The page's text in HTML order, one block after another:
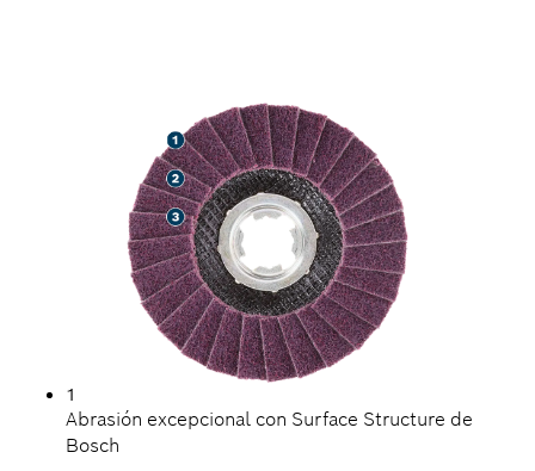
1
Abrasión excepcional con Surface Structure de
Bosch